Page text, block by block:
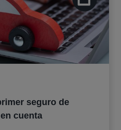
seguro de
cuenta